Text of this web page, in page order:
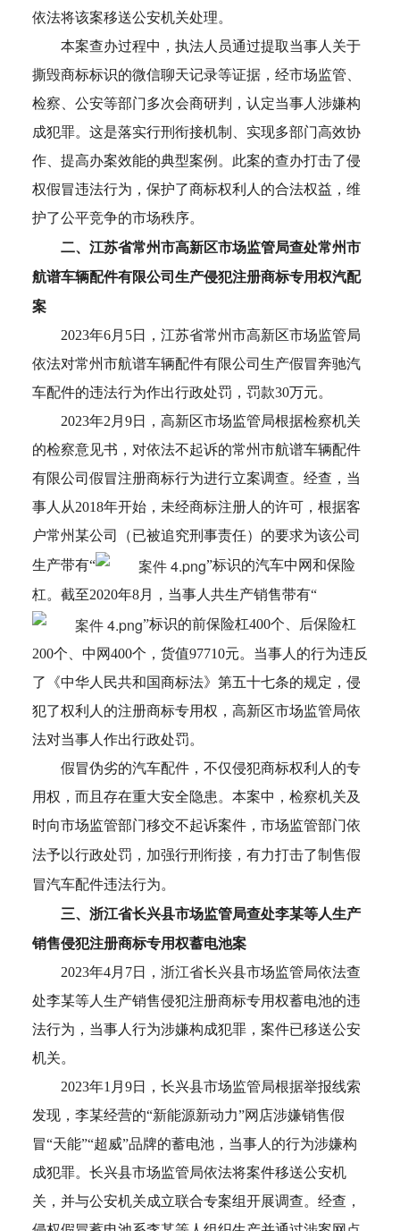
依法将该案移送公安机关处理。
本案查办过程中，执法人员通过提取当事人关于
撕毁商标标识的微信聊天记录等证据，经市场监管、
检察、公安等部门多次会商研判，认定当事人涉嫌构
成犯罪。这是落实行刑衔接机制、实现多部门高效协
作、提高办案效能的典型案例。此案的查办打击了侵
权假冒违法行为，保护了商标权利人的合法权益，维
护了公平竞争的市场秩序。
二、江苏省常州市高新区市场监管局查处常州市
航谱车辆配件有限公司生产侵犯注册商标专用权汽配
案
2023年6月5日，江苏省常州市高新区市场监管局
依法对常州市航谱车辆配件有限公司生产假冒奔驰汽
车配件的违法行为作出行政处罚，罚款30万元。
2023年2月9日，高新区市场监管局根据检察机关
的检察意见书，对依法不起诉的常州市航谱车辆配件
有限公司假冒注册商标行为进行立案调查。经查，当
事人从2018年开始，未经商标注册人的许可，根据客
户常州某公司（已被追究刑事责任）的要求为该公司
生产带有“
”标识的汽车中网和保险
杠。截至2020年8月，当事人共生产销售带有“
”标识的前保险杠400个、后保险杠
200个、中网400个，货值97710元。当事人的行为违反
了《中华人民共和国商标法》第五十七条的规定，侵
犯了权利人的注册商标专用权，高新区市场监管局依
法对当事人作出行政处罚。
假冒伪劣的汽车配件，不仅侵犯商标权利人的专
用权，而且存在重大安全隐患。本案中，检察机关及
时向市场监管部门移交不起诉案件，市场监管部门依
法予以行政处罚，加强行刑衔接，有力打击了制售假
冒汽车配件违法行为。
三、浙江省长兴县市场监管局查处李某等人生产
销售侵犯注册商标专用权蓄电池案
2023年4月7日，浙江省长兴县市场监管局依法查
处李某等人生产销售侵犯注册商标专用权蓄电池的违
法行为，当事人行为涉嫌构成犯罪，案件已移送公安
机关。
2023年1月9日，长兴县市场监管局根据举报线索
发现，李某经营的“新能源新动力”网店涉嫌销售假
冒“天能”“超威”品牌的蓄电池，当事人的行为涉嫌构
成犯罪。长兴县市场监管局依法将案件移送公安机
关，并与公安机关成立联合专案组开展调查。经查，